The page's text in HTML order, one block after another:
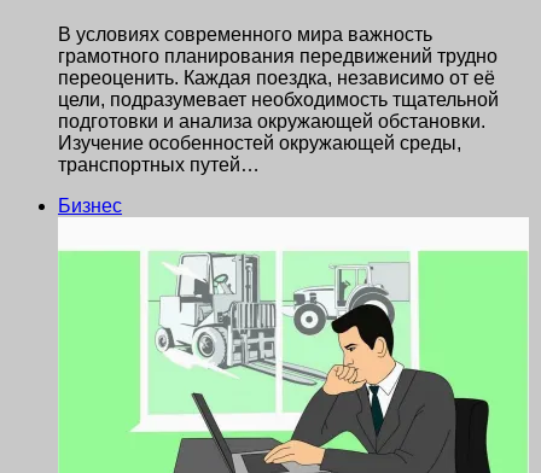
В условиях современного мира важность
грамотного планирования передвижений трудно
переоценить. Каждая поездка, независимо от её
цели, подразумевает необходимость тщательной
подготовки и анализа окружающей обстановки.
Изучение особенностей окружающей среды,
транспортных путей…
Бизнес